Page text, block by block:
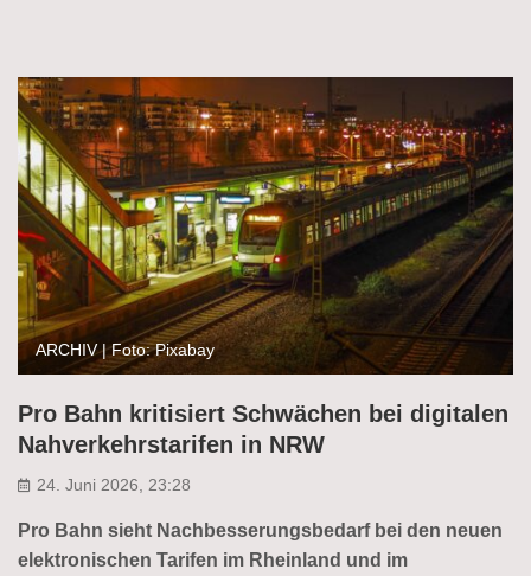
ARCHIV | Foto: Pixabay
Pro Bahn kritisiert Schwächen bei digitalen
Nahverkehrstarifen in NRW
24. Juni 2026, 23:28
Pro Bahn sieht Nachbesserungsbedarf bei den neuen
elektronischen Tarifen im Rheinland und im